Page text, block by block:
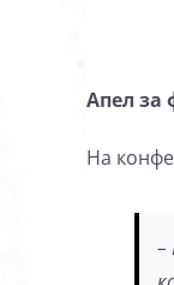
Апел за
На
–